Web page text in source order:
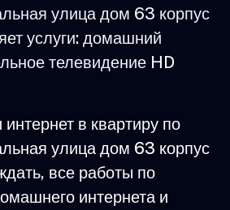
улица дом 63 корпус
услуги: домашний
телевидение HD
в квартиру по
улица дом 63 корпус
все работы по
интернета и